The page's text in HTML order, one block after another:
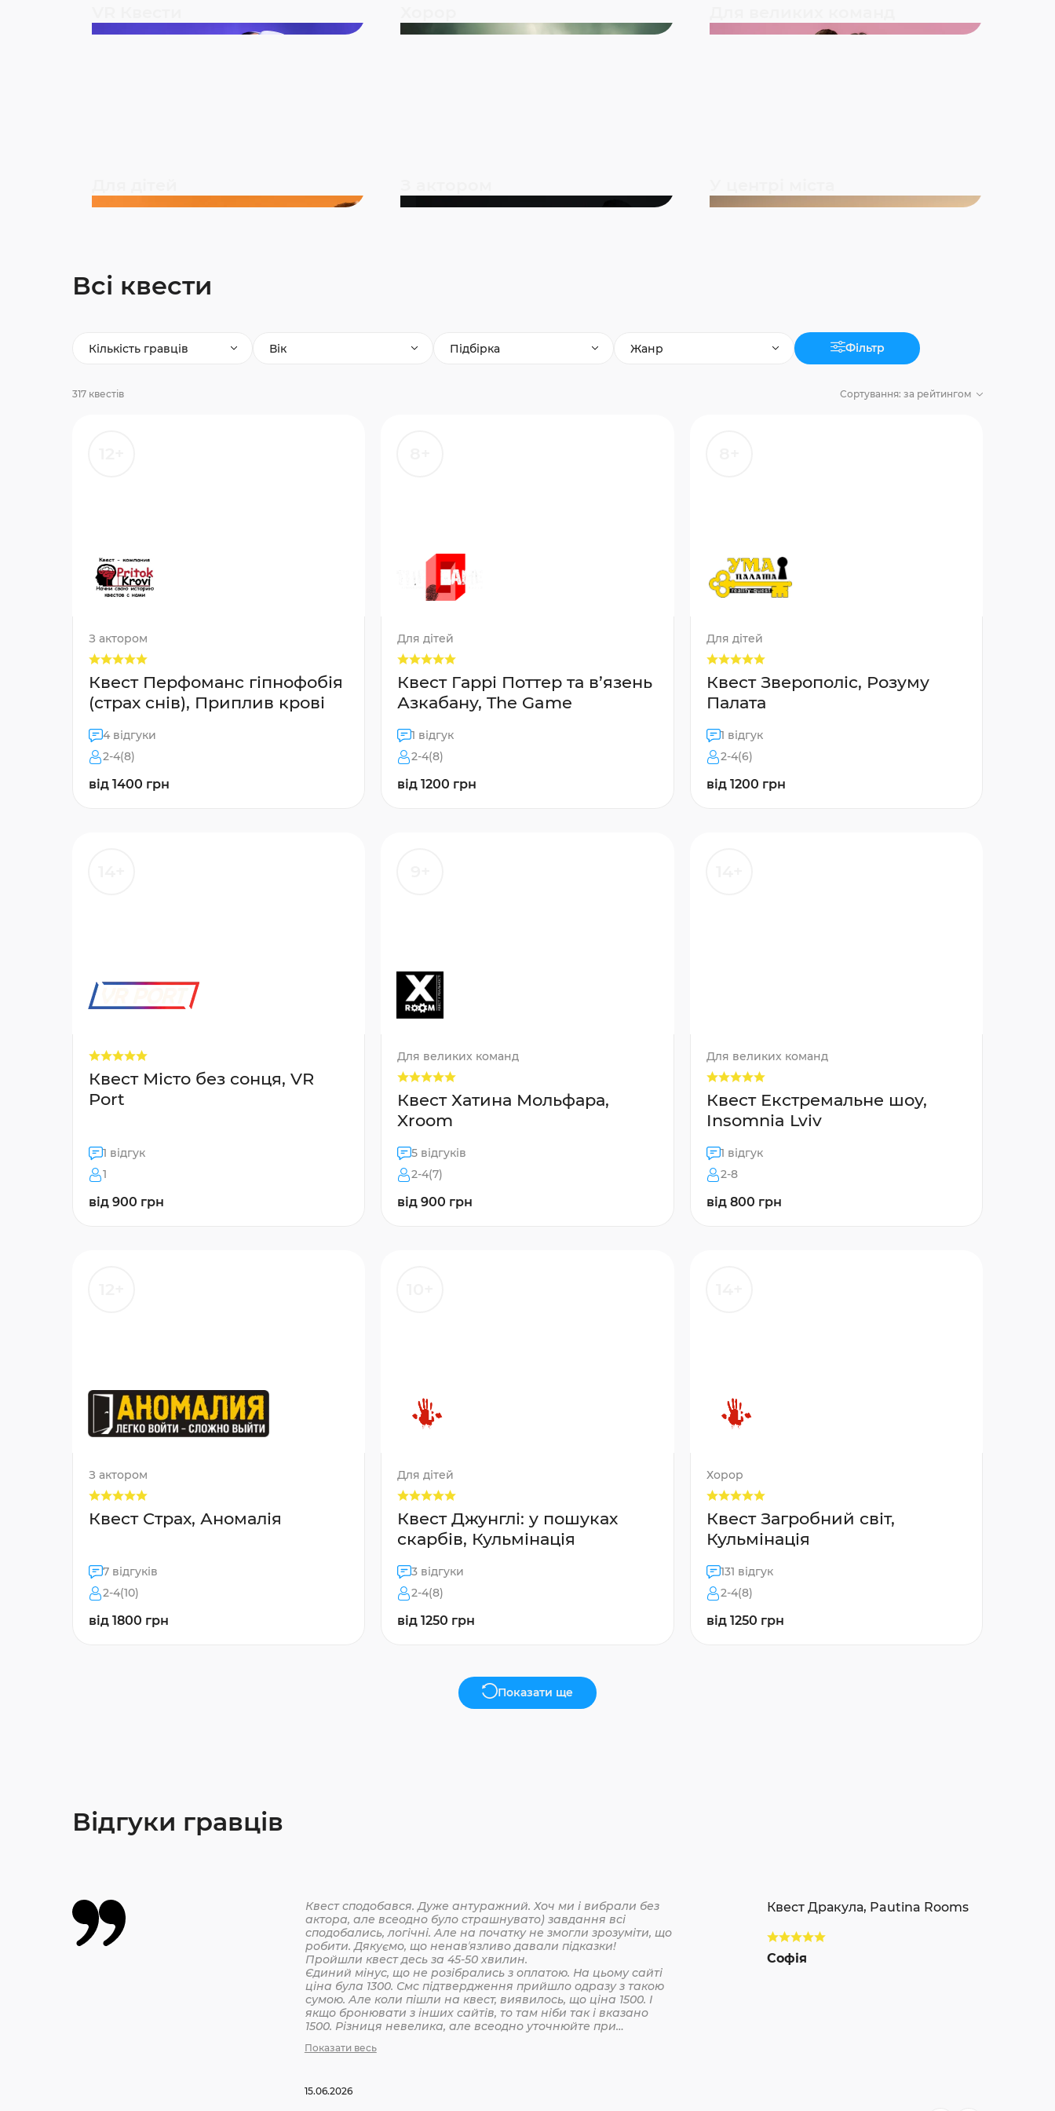
Всі квести
Кількість гравців Вік Підбірка Жанр Фільтр
317 квестів Сортування: за рейтингом
З актором
Квест Перфоманс гіпнофобія
(страх снів), Приплив крові
4 відгуки
2-4(8)
від 1400 грн
Для дітей
Квест Гаррі Поттер та в’язень
Азкабану, The Game
1 відгук
2-4(8)
від 1200 грн
Для дітей
Квест Зверополіс, Розуму
Палата
1 відгук
2-4(6)
від 1200 грн
Квест Місто без сонця, VR
Port
1 відгук
1
від 900 грн
Для великих команд
Квест Хатина Мольфара,
Xroom
5 відгуків
2-4(7)
від 900 грн
Для великих команд
Квест Екстремальне шоу,
Insomnia Lviv
1 відгук
2-8
від 800 грн
З актором
Квест Страх, Аномалія
7 відгуків
2-4(10)
від 1800 грн
Для дітей
Квест Джунглі: у пошуках
скарбів, Кульмінація
3 відгуки
2-4(8)
від 1250 грн
Хорор
Квест Загробний світ,
Кульмінація
131 відгук
2-4(8)
від 1250 грн
Показати ще
Відгуки гравців
Квест сподобався. Дуже антуражний. Хоч ми і вибрали без
актора, але всеодно було страшнувато) завдання всі
сподобались, логічні. Але на початку не змогли зрозуміти, що
робити. Дякуємо, що ненавʼязливо давали підказки!
Пройшли квест десь за 45-50 хвилин.
Єдиний мінус, що не розібрались з оплатою. На цьому сайті
ціна була 1300. Смс підтвердження прийшло одразу з такою
сумою. Але коли пішли на квест, виявилось, що ціна 1500. І
якщо бронювати з інших сайтів, то там ніби так і вказано
1500. Різниця невелика, але всеодно уточнюйте при
Показати весь
15.06.2026
Квест Дракула, Pautina Rooms
Софія